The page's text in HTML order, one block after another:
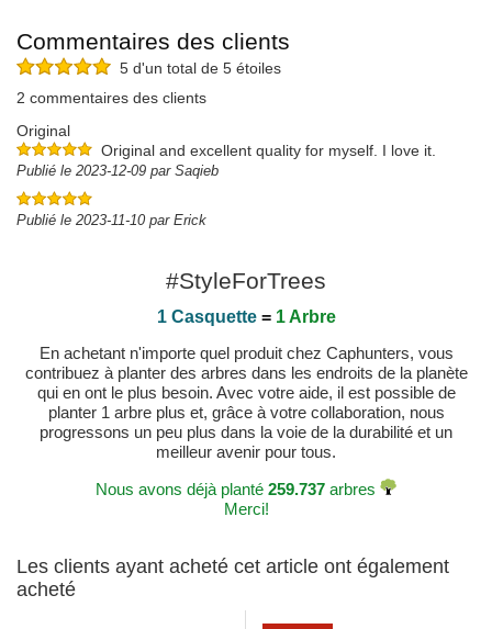
Commentaires des clients
5 d'un total de 5 étoiles
2 commentaires des clients
Original
Original and excellent quality for myself. I love it.
Publié le 2023-12-09 par Saqieb
Publié le 2023-11-10 par Erick
#StyleForTrees
1 Casquette= 1 Arbre
En achetant n'importe quel produit chez Caphunters, vous
contribuez à planter des arbres dans les endroits de la planète
qui en ont le plus besoin. Avec votre aide, il est possible de
planter 1 arbre plus et, grâce à votre collaboration, nous
progressons un peu plus dans la voie de la durabilité et un
meilleur avenir pour tous.
Nous avons déjà planté 259.737 arbres
Merci!
Les clients ayant acheté cet article ont également
acheté